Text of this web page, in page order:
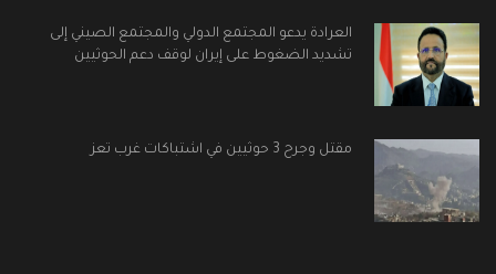
العرادة يدعو المجتمع الدولي والمجتمع الصيني إلى
تشديد الضغوط على إيران لوقف دعم الحوثيين
مقتل وجرح 3 حوثيين في اشتباكات غرب تعز